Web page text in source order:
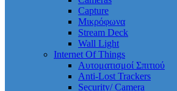
Capture
Μικρόφωνα
Stream Deck
Wall Light
Internet Of Things
Αυτοματισμοί Σπιτιού
Anti-Lost Trackers
Security/ Camera